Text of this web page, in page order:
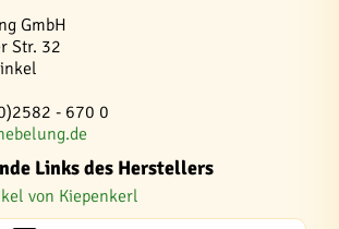
GmbH
Str. 32
- 670 0
Links des Herstellers
von Kiepenkerl